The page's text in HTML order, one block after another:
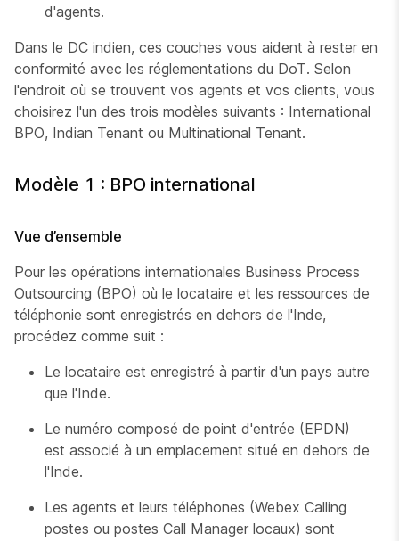
d'agents.
Dans le DC indien, ces couches vous aident à rester en
conformité avec les réglementations du DoT. Selon
l'endroit où se trouvent vos agents et vos clients, vous
choisirez l'un des trois modèles suivants : International
BPO, Indian Tenant ou Multinational Tenant.
Modèle 1 : BPO international
Vue d’ensemble
Pour les opérations internationales Business Process
Outsourcing (BPO) où le locataire et les ressources de
téléphonie sont enregistrés en dehors de l'Inde,
procédez comme suit :
Le locataire est enregistré à partir d'un pays autre
que l'Inde.
Le numéro composé de point d'entrée (EPDN)
est associé à un emplacement situé en dehors de
l'Inde.
Les agents et leurs téléphones (Webex Calling
postes ou postes Call Manager locaux) sont